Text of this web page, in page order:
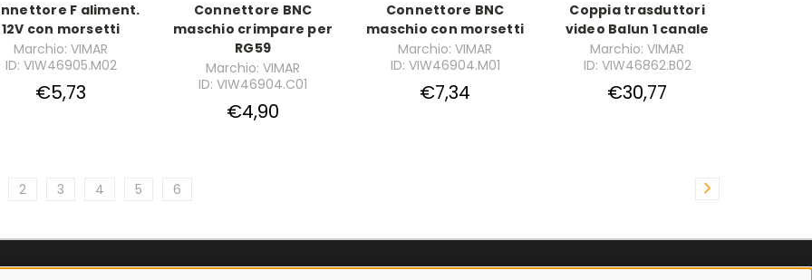
F aliment.
12V con morsetti
Marchio: VIMAR
ID: VIW46905.M02
€5,73
Connettore BNC
maschio crimpare per
RG59
Marchio: VIMAR
ID: VIW46904.C01
€4,90
Connettore BNC
maschio con morsetti
Marchio: VIMAR
ID: VIW46904.M01
€7,34
Coppia trasduttori
video Balun 1 canale
Marchio: VIMAR
ID: VIW46862.B02
€30,77
2 3 4 5 6